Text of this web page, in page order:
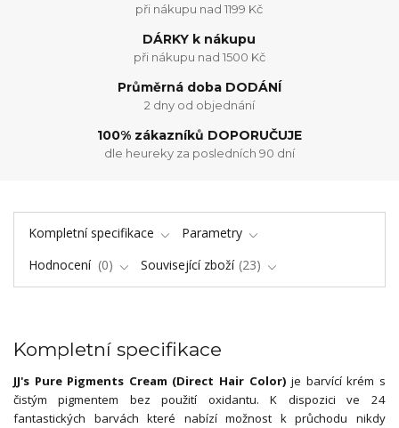
při nákupu nad 1199 Kč
DÁRKY k nákupu
při nákupu nad 1500 Kč
Průměrná doba DODÁNÍ
2 dny od objednání
100% zákazníků DOPORUČUJE
dle heureky za posledních 90 dní
Kompletní specifikace
Parametry
Hodnocení
0 Související zboží 23
Kompletní specifikace
JJ's Pure Pigments Cream (Direct Hair Color) je barvící krém s
čistým pigmentem bez použití oxidantu. K dispozici ve 24
fantastických barvách které nabízí možnost k průchodu nikdy